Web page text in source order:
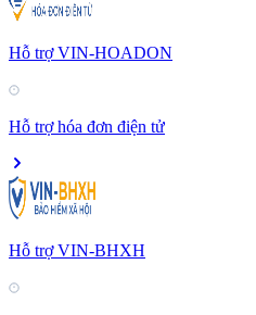
Hỗ trợ VIN-HOADON
Hỗ trợ hóa đơn điện tử
Hỗ trợ VIN-BHXH